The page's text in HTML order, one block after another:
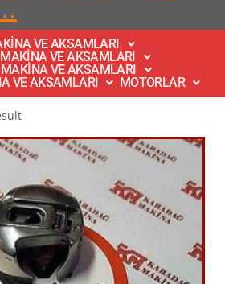
VE AKSAMLARI
MAKİNA VE AKSAMLARI
MAKİNA VE AKSAMLARI
VE AKSAMLARI
MOTORLAR